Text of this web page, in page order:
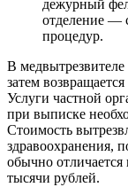
дежурный
отделение —
процедур.
В медвытрезвителе
затем
Услуги частной
при выписке
Стоимость
здравоохранения,
обычно отличается
тысячи рублей.